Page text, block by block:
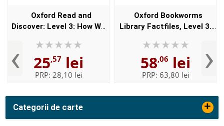
Categorii de carte +
‹
Oxford Read and
Discover: Level 3: How We
Book
25,57 lei
PRP: 28,10 lei
Oxford Bookworms
Library Factfiles, Level 3.
pack
58,06 lei
PRP: 63,80 lei ›